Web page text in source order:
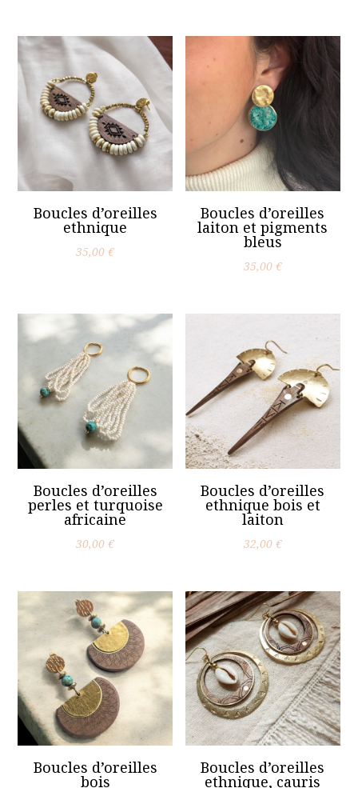
Boucles d’oreilles
ethnique
35,00€
Boucles d’oreilles
laiton et pigments
bleus
35,00 €
Boucles d’oreilles
perles et turquoise
africaine
30,00€
Boucles d’oreilles
ethnique bois et
laiton
32,00 €
Boucles d’oreilles
bois
Boucles d’oreilles
ethnique, cauris